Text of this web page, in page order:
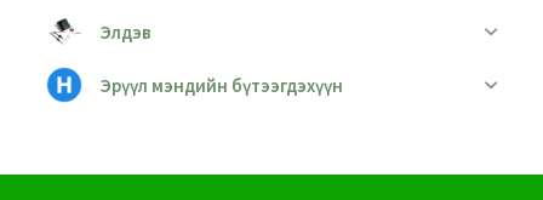
Элдэв
Эрүүл мэндийн бүтээгдэхүүн